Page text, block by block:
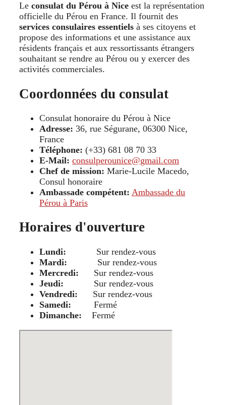
Le consulat du Pérou à Nice est la représentation
officielle du Pérou en France. Il fournit des
services consulaires essentiels à ses citoyens et
propose des informations et une assistance aux
résidents français et aux ressortissants étrangers
souhaitant se rendre au Pérou ou y exercer des
activités commerciales.
Coordonnées du consulat
Consulat honoraire du Pérou à Nice
Adresse: 36, rue Ségurane, 06300 Nice,
France
Téléphone: (+33) 681 08 70 33
E-Mail: consulperounice@gmail.com
Chef de mission: Marie-Lucile Macedo,
Consul honoraire
Ambassade compétent: Ambassade du
Pérou à Paris
Horaires d'ouverture
Lundi: Sur rendez-vous
Mardi: Sur rendez-vous
Mercredi: Sur rendez-vous
Jeudi: Sur rendez-vous
Vendredi: Sur rendez-vous
Samedi: Fermé
Dimanche: Fermé